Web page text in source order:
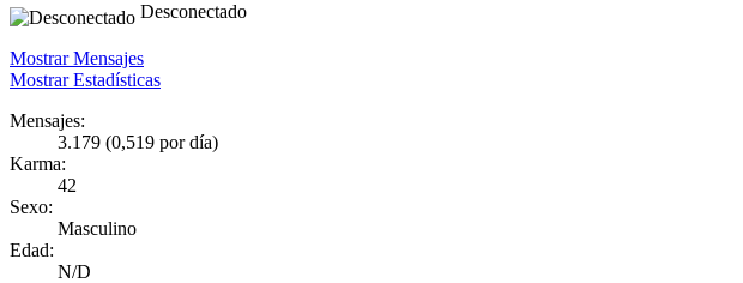
Desconectado
Mostrar Mensajes
Mostrar Estadísticas
Mensajes:
3.179 (0,519 por día)
Karma:
42
Sexo:
Masculino
Edad:
N/D